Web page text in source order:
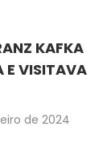
KAFKA
E VISITAVA
de 2024